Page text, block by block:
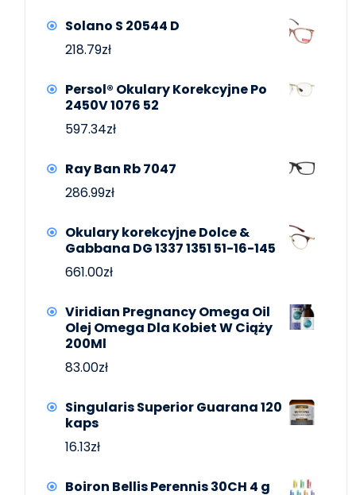
Solano S 20544 D
218.79zł
Persol® Okulary Korekcyjne Po
2450V 1076 52
597.34zł
Ray Ban Rb 7047
286.99zł
Okulary korekcyjne Dolce &
Gabbana DG 1337 1351 51-16-145
661.00zł
Viridian Pregnancy Omega Oil
Olej Omega Dla Kobiet W Ciąży
200Ml
83.00zł
Singularis Superior Guarana 120
kaps
16.13zł
Boiron Bellis Perennis 30CH 4 g